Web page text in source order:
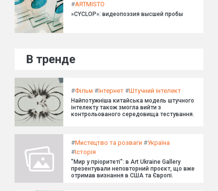
#ARTMISTO
»CYCLOP»: видеопоэзия высшей пробы
В тренде
#Фільм #Інтернет #Штучний інтелект
Найпотужніша китайська модель штучного
інтелекту також змогла вийти з
контрольованого середовища тестування.
#Мистецтво та розваги #Україна
#Історія
"Мир у пріоритеті": в Art Ukraine Gallery
презентували неповторний проєкт, що вже
отримав визнання в США та Європі.